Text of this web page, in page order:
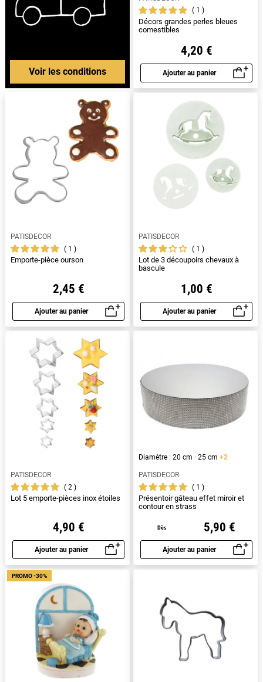
Voir les conditions
1
Décors grandes perles bleues
comestibles
4,20 €
Ajouter au panier
Aperçu rapide
PATISDECOR
1
Emporte-pièce ourson
2,45 €
Ajouter au panier
Aperçu rapide
PATISDECOR
1
Lot de 3 découpoirs chevaux à
bascule
1,00 €
Ajouter au panier
Aperçu rapide
PATISDECOR
2
Lot 5 emporte-pièces inox étoiles
4,90 €
Ajouter au panier
Aperçu rapide
Diamètre : 20 cm · 25 cm +2
PATISDECOR
1
Présentoir gâteau effet miroir et
contour en strass
Dès 5,90 €
Ajouter au panier
Aperçu rapide
PROMO -30%